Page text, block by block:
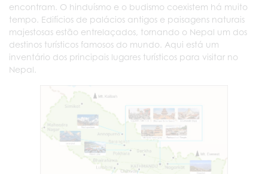
encontram. O hinduísmo e o budismo coexistem há muito
tempo. Edifícios de palácios antigos e paisagens naturais
majestosas estão entrelaçados, tornando o Nepal um dos
destinos turísticos famosos do mundo. Aqui está um
inventário dos principais lugares turísticos para visitar no
Nepal.